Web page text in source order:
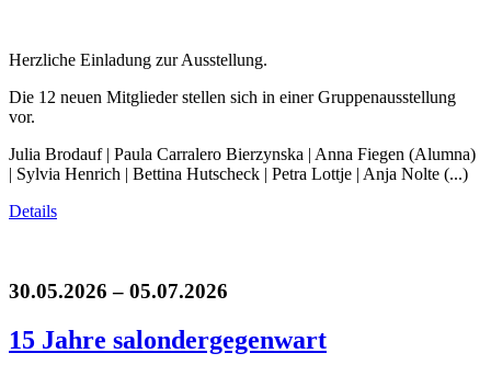
Herzliche Einladung zur Ausstellung.
Die 12 neuen Mitglieder stellen sich in einer Gruppenausstellung
vor.
Julia Brodauf | Paula Carralero Bierzynska | Anna Fiegen (Alumna)
| Sylvia Henrich | Bettina Hutscheck | Petra Lottje | Anja Nolte (...)
Details
30.05.2026 – 05.07.2026
15 Jahre salondergegenwart